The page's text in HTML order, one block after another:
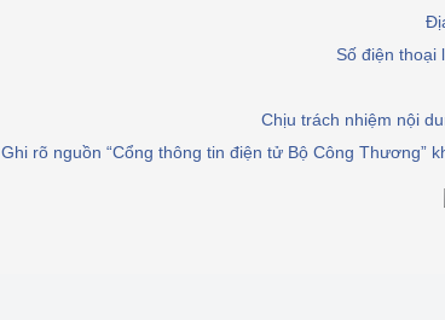
Số điện thoại
Chịu trách nhiệm nội
Ghi rõ nguồn “Cổng thông tin điện tử Bộ Công Thương”